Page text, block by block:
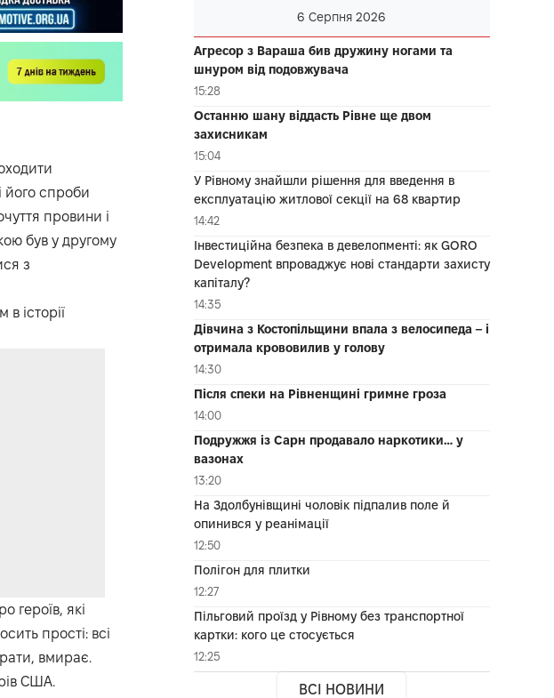
його спроби
провини і
був у другому
з
історії
героїв, які
прості: всі
вмирає.
США.
6 Серпня 2026
Агресор з Вараша бив дружину ногами та
шнуром від подовжувача
15:28
Останню шану віддасть Рівне ще двом
захисникам
15:04
У Рівному знайшли рішення для введення в
експлуатацію житлової секції на 68 квартир
14:42
Інвестиційна безпека в девелопменті: як GORO
Development впроваджує нові стандарти захисту
капіталу?
14:35
Дівчина з Костопільщини впала з велосипеда – і
отримала крововилив у голову
14:30
Після спеки на Рівненщині гримне гроза
14:00
Подружжя із Сарн продавало наркотики… у
вазонах
13:20
На Здолбунівщині чоловік підпалив поле й
опинився у реанімації
12:50
Полігон для плитки
12:27
Пільговий проїзд у Рівному без транспортної
картки: кого це стосується
12:25
ВСІ НОВИНИ